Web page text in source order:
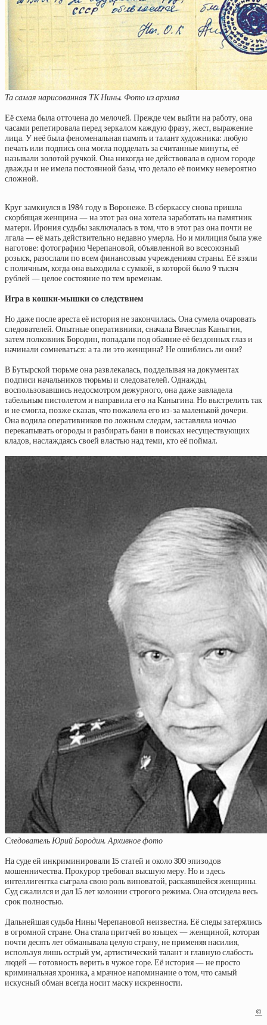
Та самая нарисованная ТК Нины. Фото из архива
Её схема была отточена до мелочей. Прежде чем выйти на работу, она
часами репетировала перед зеркалом каждую фразу, жест, выражение
лица. У неё была феноменальная память и талант художника: любую
печать или подпись она могла подделать за считанные минуты, её
называли золотой ручкой. Она никогда не действовала в одном городе
дважды и не имела постоянной базы, что делало её поимку невероятно
сложной.
Круг замкнулся в 1984 году в Воронеже. В сберкассу снова пришла
скорбящая женщина — на этот раз она хотела заработать на памятник
матери. Ирония судьбы заключалась в том, что в этот раз она почти не
лгала — её мать действительно недавно умерла. Но и милиция была уже
наготове: фотографию Черепановой, объявленной во всесоюзный
розыск, разослали по всем финансовым учреждениям страны. Её взяли
с поличным, когда она выходила с сумкой, в которой было 9 тысяч
рублей — целое состояние по тем временам.
Игра в кошки-мышки со следствием
Но даже после ареста её история не закончилась. Она сумела очаровать
следователей. Опытные оперативники, сначала Вячеслав Каныгин,
затем полковник Бородин, попадали под обаяние её бездонных глаз и
начинали сомневаться: а та ли это женщина? Не ошиблись ли они?
В Бутырской тюрьме она развлекалась, подделывая на документах
подписи начальников тюрьмы и следователей. Однажды,
воспользовавшись недосмотром дежурного, она даже завладела
табельным пистолетом и направила его на Каныгина. Но выстрелить так
и не смогла, позже сказав, что пожалела его из-за маленькой дочери.
Она водила оперативников по ложным следам, заставляла ночью
перекапывать огороды и разбирать бани в поисках несуществующих
кладов, наслаждаясь своей властью над теми, кто её поймал.
Следователь Юрий Бородин. Архивное фото
На суде ей инкриминировали 15 статей и около 300 эпизодов
мошенничества. Прокурор требовал высшую меру. Но и здесь
интеллигентка сыграла свою роль виноватой, раскаявшейся женщины.
Суд сжалился и дал 15 лет колонии строгого режима. Она отсидела весь
срок полностью.
Дальнейшая судьба Нины Черепановой неизвестна. Её следы затерялись
в огромной стране. Она стала притчей во языцех — женщиной, которая
почти десять лет обманывала целую страну, не применяя насилия,
используя лишь острый ум, артистический талант и главную слабость
людей — готовность верить в чужое горе. Её история — не просто
криминальная хроника, а мрачное напоминание о том, что самый
искусный обман всегда носит маску искренности.
©